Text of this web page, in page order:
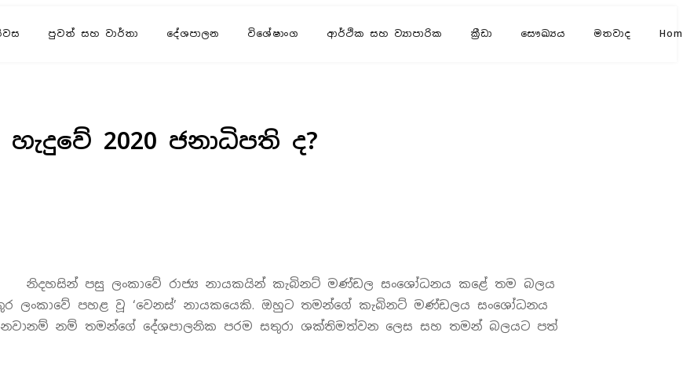
පුවත් සහ වාර්තා දේශපාලන විශේෂාංග ආර්ථික සහ ව්‍යාපාරික ක්‍රීඩා සෞඛ්‍යය මතවාද
2020 ජනාධිපති ද?
නිදහසින් පසු ලංකාවේ රාජ්‍ය නායකයින් කැබිනට් මණ්ඩල සංශෝධනය කළේ තම බලය
ලංකාවේ පහළ වූ ‘වෙනස්’ නායකයෙකි. ඔහුට තමන්ගේ කැබිනට් මණ්ඩලය සංශෝධනය
නම් තමන්ගේ දේශපාලනික පරම සතුරා ශක්තිමත්වන ලෙස සහ තමන් බලයට පත්